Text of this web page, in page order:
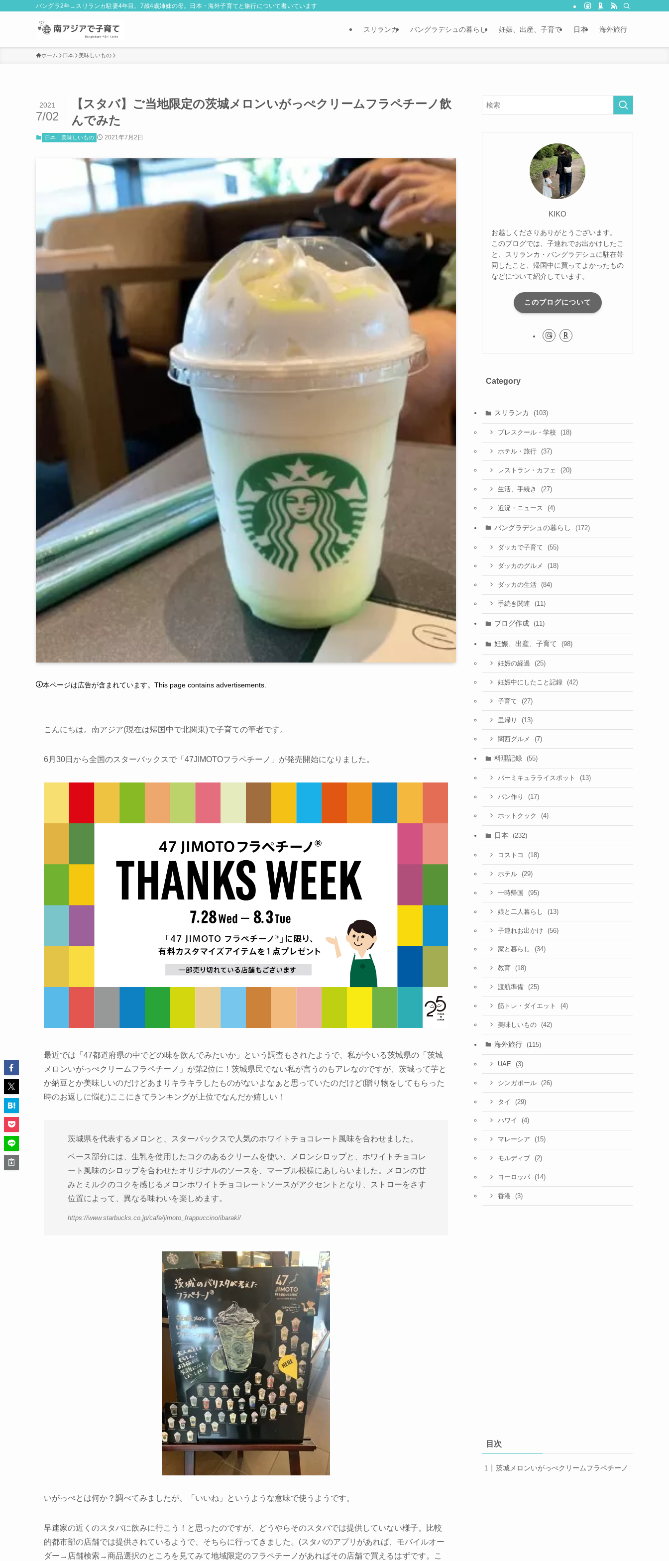
バングラ2年→スリランカ駐妻4年目。7歳4歳姉妹の母。日本・海外子育てと旅行について書いています
スリランカ バングラデシュの暮らし 妊娠、出産、子育て 日本 海外旅行
ホーム 日本 美味しいもの
【スタバ】ご当地限定の茨城メロンいがっぺクリームフラペチーノ飲
んでみた
2021
7/02
日本 美味しいもの 2021年7月2日
本ページは広告が含まれています。This page contains advertisements.
こんにちは。南アジア(現在は帰国中で北関東)で子育ての筆者です。
6月30日から全国のスターバックスで「47JIMOTOフラペチーノ」が発売開始になりました。
最近では「47都道府県の中でどの味を飲んでみたいか」という調査もされたようで、私が今いる茨城県の「茨城
メロンいがっぺクリームフラペチーノ」が第2位に！茨城県民でない私が言うのもアレなのですが、茨城って芋と
か納豆とか美味しいのだけどあまりキラキラしたものがないよなぁと思っていたのだけど(贈り物をしてもらった
時のお返しに悩む)ここにきてランキングが上位でなんだか嬉しい！
茨城県を代表するメロンと、スターバックスで人気のホワイトチョコレート風味を合わせました。
ベース部分には、生乳を使用したコクのあるクリームを使い、メロンシロップと、ホワイトチョコレ
ート風味のシロップを合わせたオリジナルのソースを、マーブル模様にあしらいました。メロンの甘
みとミルクのコクを感じるメロンホワイトチョコレートソースがアクセントとなり、ストローをさす
位置によって、異なる味わいを楽しめます。
https://www.starbucks.co.jp/cafe/jimoto_frappuccino/ibaraki/
いがっぺとは何か？ 調べてみましたが、「 いいね 」というような意味で使うようです。
早速家の近くのスタバに飲みに行こう！と思ったのですが、どうやらそのスタバでは提供していない様子。比較
的都市部の店舗では提供されているようで、そちらに行ってきました。(スタバのアプリがあれば、モバイルオー
ダー→店舗検索→商品選択のところを見てみて地域限定のフラペチーノがあればその店舗で買えるはずです。こ
KIKO
お越しくださりありがとうございます。
このブログでは、子連れでお出かけしたこ
と、スリランカ・バングラデシュに駐在帯
同したこと、帰国中に買ってよかったもの
などについて紹介しています。
このブログについて
Category
スリランカ (103)
プレスクール・学校 (18)
ホテル・旅行 (37)
レストラン・カフェ (20)
生活、手続き (27)
近況・ニュース (4)
バングラデシュの暮らし (172)
ダッカで子育て (55)
ダッカのグルメ (18)
ダッカの生活 (84)
手続き関連 (11)
ブログ作成 (11)
妊娠、出産、子育て (98)
妊娠の経過 (25)
妊娠中にしたこと記録 (42)
子育て (27)
里帰り (13)
関西グルメ (7)
料理記録 (55)
バーミキュラライスポット (13)
パン作り (17)
ホットクック (4)
日本 (232)
コストコ (18)
ホテル (29)
一時帰国 (95)
娘と二人暮らし (13)
子連れお出かけ (56)
家と暮らし (34)
教育 (18)
渡航準備 (25)
筋トレ・ダイエット (4)
美味しいもの (42)
海外旅行 (115)
UAE (3)
シンガポール (26)
タイ (29)
ハワイ (4)
マレーシア (15)
モルディブ (2)
ヨーロッパ (14)
香港 (3)
目次
茨城メロンいがっぺクリームフラペチーノ